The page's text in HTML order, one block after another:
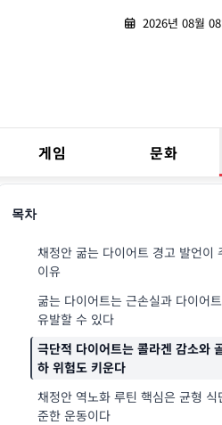
2026년 08월
게임 문화
목차
채정안 굶는 다이어트 경고 발언이
이유
굶는 다이어트는 근손실과 다이어
유발할 수 있다
극단적 다이어트는 콜라겐 감소와
하 위험도 키운다
채정안 역노화 루틴 핵심은 균형 식
준한 운동이다